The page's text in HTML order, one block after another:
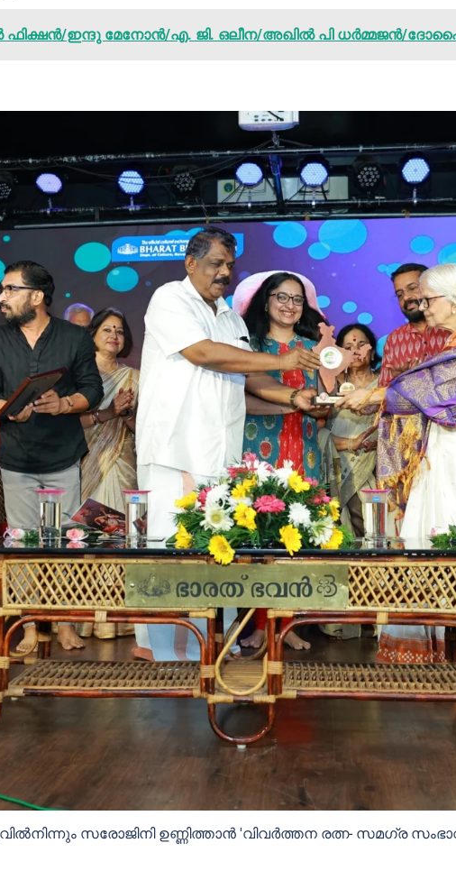
ഇന്ദു മേനോൻ/എ. ജി. ഒലീന/അഖില്‍ പി ധര്‍മ്മജൻ/
സരോജിനി ഉണ്ണിത്താൻ 'വിവർത്തന രത്ന- സമഗ്ര